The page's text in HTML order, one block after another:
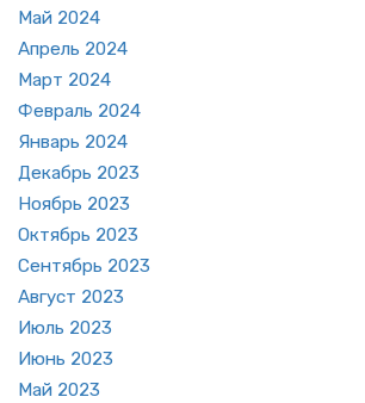
Май 2024
Ап­рель 2024
Март 2024
Фев­раль 2024
Ян­варь 2024
Де­кабрь 2023
Но­ябрь 2023
Ок­тябрь 2023
Сен­тябрь 2023
Ав­густ 2023
Июль 2023
Июнь 2023
Май 2023